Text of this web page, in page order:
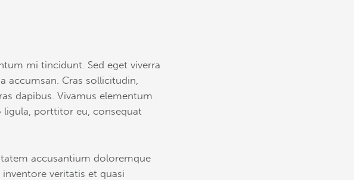
mi tincidunt. Sed eget viverra
accumsan. Cras sollicitudin,
dapibus. Vivamus elementum
ligula, porttitor eu, consequat
accusantium doloremque
veritatis et quasi